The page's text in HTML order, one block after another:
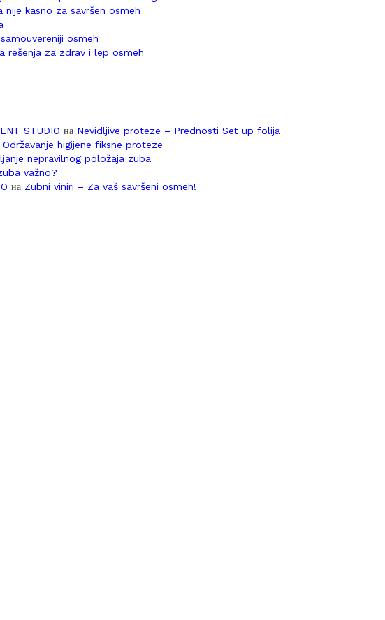
kasno za savršen osmeh
osmeh
rešenja za zdrav i lep osmeh
STUDIO на Nevidljive proteze – Prednosti Set up folija
Održavanje higijene fiksne proteze
nepravilnog položaja zuba
važno?
на Zubni viniri – Za vaš savršeni osmeh!